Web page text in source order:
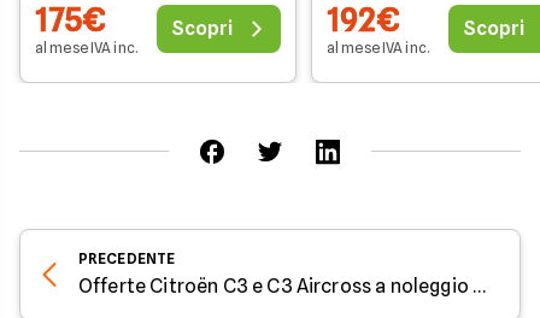
175€
al mese IVA inc.
Scopri 192€
al mese IVA inc.
Scopri
PRECEDENTE
Offerte Citroën C3 e C3 Aircross a noleggio lungo termine da 197€